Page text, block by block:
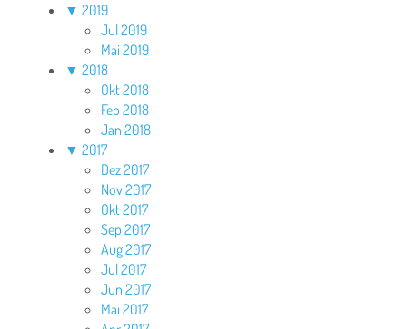
▼ 2019
Jul 2019
Mai 2019
▼ 2018
Okt 2018
Feb 2018
Jan 2018
▼ 2017
Dez 2017
Nov 2017
Okt 2017
Sep 2017
Aug 2017
Jul 2017
Jun 2017
Mai 2017